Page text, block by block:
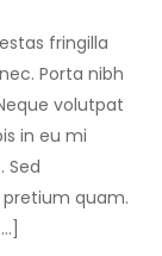
fringilla
Porta nibh
volutpat
in eu mi
Sed
quam.